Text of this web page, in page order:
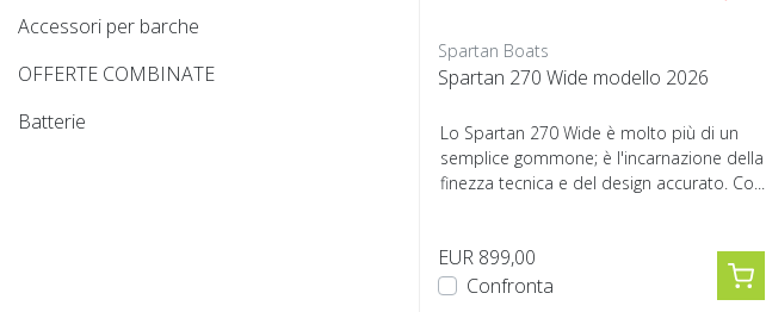
Accessori per barche
OFFERTE COMBINATE
Batterie
Spartan Boats
Spartan 270 Wide modello 2026
Lo Spartan 270 Wide è molto più di un
semplice gommone; è l'incarnazione della
finezza tecnica e del design accurato. Co...
EUR 899,00
Confronta